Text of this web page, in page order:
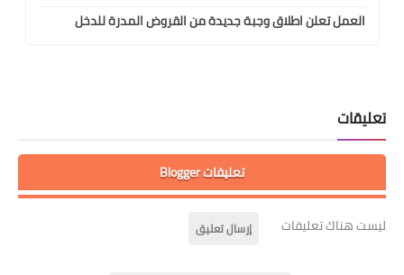
العمل تعلن اطلاق وجبة جديدة من القروض المدرة للدخل
تعليقات
تعليقات Blogger
ليست هناك تعليقات إرسال تعليق